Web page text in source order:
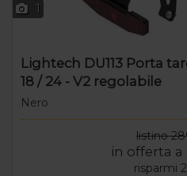
1
Lightech DU113 Porta
18 / 24 - V2 regolabile
Nero
listino
in offerta a
risparmi